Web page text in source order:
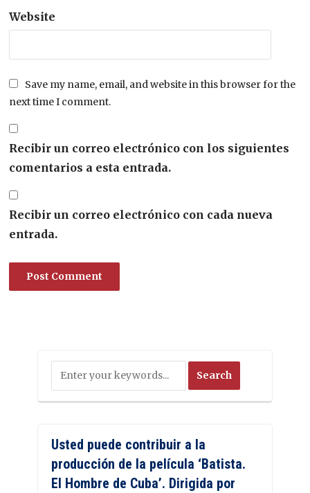
Website
Save my name, email, and website in this browser for the
next time I comment.
Recibir un correo electrónico con los siguientes
comentarios a esta entrada.
Recibir un correo electrónico con cada nueva
entrada.
Usted puede contribuir a la
producción de la película ‘Batista.
El Hombre de Cuba’. Dirigida por